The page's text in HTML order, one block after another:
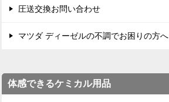
圧送交換お問い合わせ
マツダ ディーゼルの不調でお困りの方へ
体感できるケミカル用品